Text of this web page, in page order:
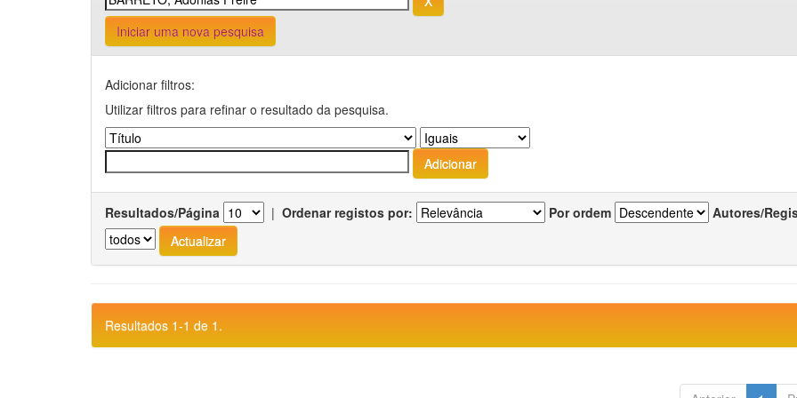
Iniciar uma nova pesquisa
Adicionar filtros:
Utilizar filtros para refinar o resultado da pesquisa.
Resultados/Página | Ordenar registos por: Por ordem Autores/
Resultados 1-1 de 1.